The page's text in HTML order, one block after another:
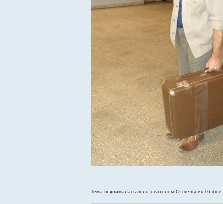
Тема поднималась пользователем Отшельник 16 фев